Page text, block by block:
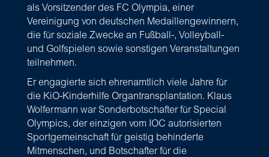
als Vorsitzender des FC Olympia, einer
Vereinigung von deutschen Medaillengewinnern,
die für soziale Zwecke an Fußball-, Volleyball-
und Golfspielen sowie sonstigen Veranstaltungen
teilnehmen.
Er engagierte sich ehrenamtlich viele Jahre für
die KiO-Kinderhilfe Organtransplantation. Klaus
Wolfermann war Sonderbotschafter für Special
Olympics, der einzigen vom IOC autorisierten
Sportgemeinschaft für geistig behinderte
Mitmenschen, und Botschafter für die